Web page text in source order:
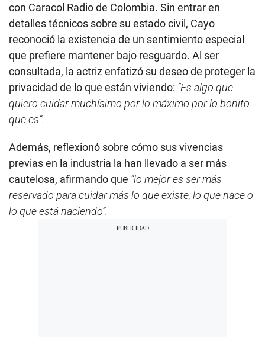
con Caracol Radio de Colombia. Sin entrar en
detalles técnicos sobre su estado civil, Cayo
reconoció la existencia de un sentimiento especial
que prefiere mantener bajo resguardo. Al ser
consultada, la actriz enfatizó su deseo de proteger la
privacidad de lo que están viviendo: “Es algo que
quiero cuidar muchísimo por lo máximo por lo bonito
que es”.
Además, reflexionó sobre cómo sus vivencias
previas en la industria la han llevado a ser más
cautelosa, afirmando que “lo mejor es ser más
reservado para cuidar más lo que existe, lo que nace o
lo que está naciendo”.